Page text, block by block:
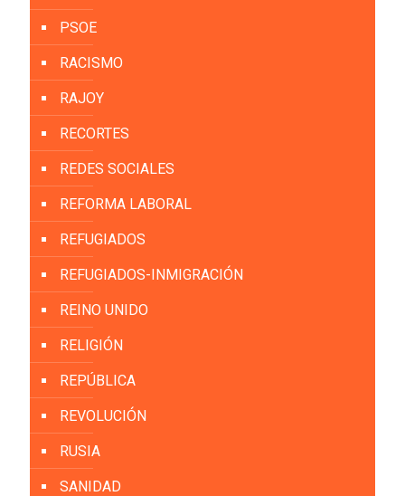
PSOE
RACISMO
RAJOY
RECORTES
REDES SOCIALES
REFORMA LABORAL
REFUGIADOS
REFUGIADOS-INMIGRACIÓN
REINO UNIDO
RELIGIÓN
REPÚBLICA
REVOLUCIÓN
RUSIA
SANIDAD